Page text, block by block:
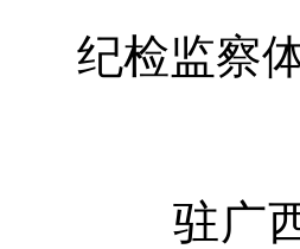
纪检监察
驻广西